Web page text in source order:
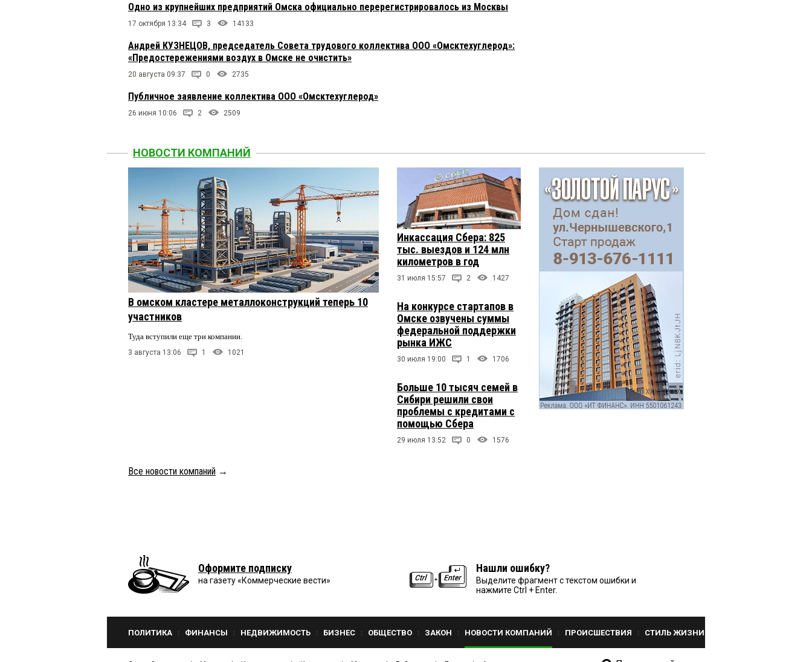
Одно из крупнейших предприятий Омска официально перерегистрировалось из Москвы
17 октября 13:34 3 14133
Андрей КУЗНЕЦОВ, председатель Совета трудового коллектива ООО «Омсктехуглерод»:
«Предостережениями воздух в Омске не очистить»
20 августа 09:37 0 2735
Публичное заявление коллектива ООО «Омсктехуглерод»
26 июня 10:06 2 2509
НОВОСТИ КОМПАНИЙ
В омском кластере металлоконструкций теперь 10
участников
Туда вступили еще три компании.
3 августа 13:06 1 1021
Инкассация Сбера: 825
тыс. выездов и 124 млн
километров в год
31 июля 15:57 2 1427
На конкурсе стартапов в
Омске озвучены суммы
федеральной поддержки
рынка ИЖС
30 июля 19:00 1 1706
Больше 10 тысяч семей в
Сибири решили свои
проблемы с кредитами с
помощью Сбера
29 июля 13:52 0 1576
Все новости компаний →
Оформите подписку
на газету «Коммерческие вести»
Нашли ошибку?
Выделите фрагмент с текстом ошибки и
нажмите Ctrl + Enter.
ПОЛИТИКА ФИНАНСЫ НЕДВИЖИМОСТЬ БИЗНЕС ОБЩЕСТВО ЗАКОН НОВОСТИ КОМПАНИЙ ПРОИСШЕСТВИЯ СТИЛЬ ЖИЗНИ